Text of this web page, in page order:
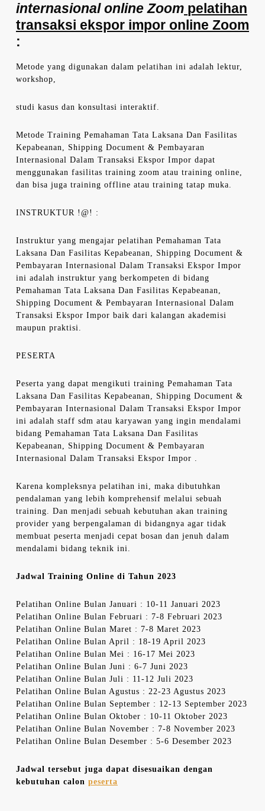
internasional online Zoom pelatihan
transaksi ekspor impor online Zoom
:
Metode yang digunakan dalam pelatihan ini adalah lektur,
workshop,
studi kasus dan konsultasi interaktif.
Metode Training Pemahaman Tata Laksana Dan Fasilitas
Kepabeanan, Shipping Document & Pembayaran
Internasional Dalam Transaksi Ekspor Impor dapat
menggunakan fasilitas training zoom atau training online,
dan bisa juga training offline atau training tatap muka.
INSTRUKTUR !@! :
Instruktur yang mengajar pelatihan Pemahaman Tata
Laksana Dan Fasilitas Kepabeanan, Shipping Document &
Pembayaran Internasional Dalam Transaksi Ekspor Impor
ini adalah instruktur yang berkompeten di bidang
Pemahaman Tata Laksana Dan Fasilitas Kepabeanan,
Shipping Document & Pembayaran Internasional Dalam
Transaksi Ekspor Impor baik dari kalangan akademisi
maupun praktisi.
PESERTA
Peserta yang dapat mengikuti training Pemahaman Tata
Laksana Dan Fasilitas Kepabeanan, Shipping Document &
Pembayaran Internasional Dalam Transaksi Ekspor Impor
ini adalah staff sdm atau karyawan yang ingin mendalami
bidang Pemahaman Tata Laksana Dan Fasilitas
Kepabeanan, Shipping Document & Pembayaran
Internasional Dalam Transaksi Ekspor Impor .
Karena kompleksnya pelatihan ini, maka dibutuhkan
pendalaman yang lebih komprehensif melalui sebuah
training. Dan menjadi sebuah kebutuhan akan training
provider yang berpengalaman di bidangnya agar tidak
membuat peserta menjadi cepat bosan dan jenuh dalam
mendalami bidang teknik ini.
Jadwal Training Online di Tahun 2023
Pelatihan Online Bulan Januari : 10-11 Januari 2023
Pelatihan Online Bulan Februari : 7-8 Februari 2023
Pelatihan Online Bulan Maret : 7-8 Maret 2023
Pelatihan Online Bulan April : 18-19 April 2023
Pelatihan Online Bulan Mei : 16-17 Mei 2023
Pelatihan Online Bulan Juni : 6-7 Juni 2023
Pelatihan Online Bulan Juli : 11-12 Juli 2023
Pelatihan Online Bulan Agustus : 22-23 Agustus 2023
Pelatihan Online Bulan September : 12-13 September 2023
Pelatihan Online Bulan Oktober : 10-11 Oktober 2023
Pelatihan Online Bulan November : 7-8 November 2023
Pelatihan Online Bulan Desember : 5-6 Desember 2023
Jadwal tersebut juga dapat disesuaikan dengan
kebutuhan calon peserta